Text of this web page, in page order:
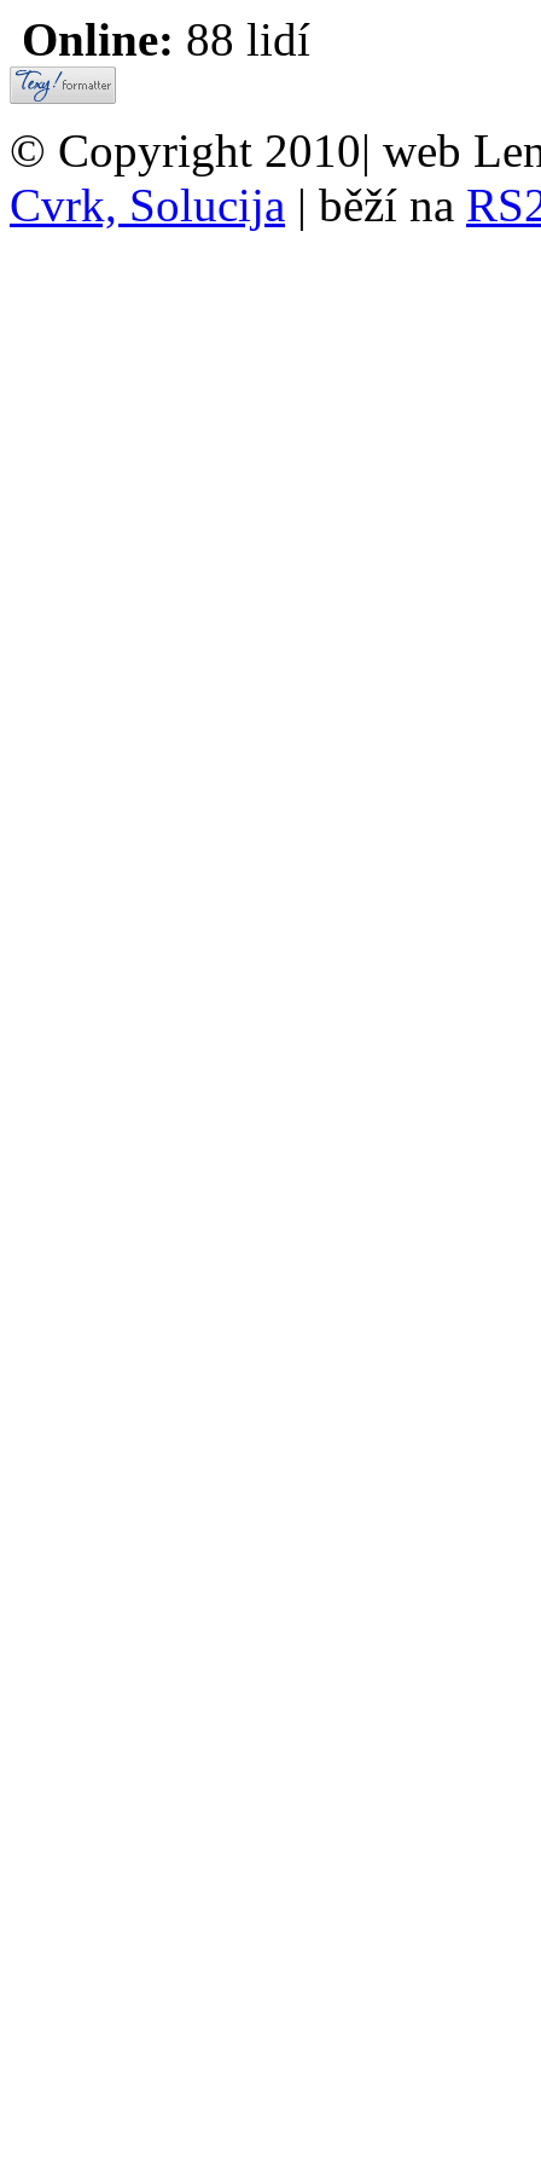
Online: 88 lidí
© Copyright 2010| web
Cvrk, Solucija | běží na